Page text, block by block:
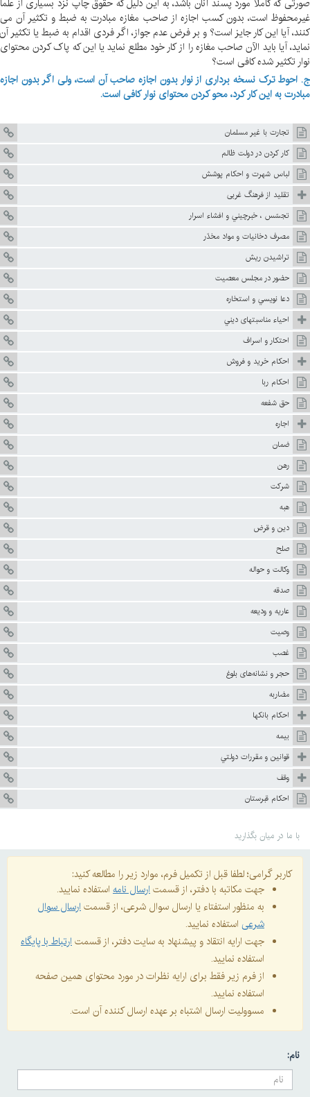
صورتی که کاملاً مورد پسند آنان باشد، به این دلیل که حقوق چاپ نزد بسیاری از علما
غیرمحفوظ است، بدون کسب اجازه از صاحب مغازه مبادرت به ضبط و تکثیر آن می
کنند، آیا این کار جایز است؟ و بر فرض عدم جواز، اگر فردی اقدام به ضبط یا تکثیر آن
نماید، آیا باید الآن صاحب مغازه را از کار خود مطلع نماید یا این که پاک کردن محتوای
نوار تکثیر شده کافی است؟
ج. احوط ترک نسخه برداری از نوار بدون اجازه صاحب آن است، ولی اگر بدون اجازه
مبادرت به این کار کرد، محو کردن محتوای نوار کافی است.
تجارت با غير مسلمان
كار كردن در دولت ظالم
لباس شهرت و احكام پوشش
تقليد از فرهنگ غربى
تجسّس ، خبرچيني و افشاء اسرار
مصرف دخانيات و مواد مخدّر
تراشيدن ريش
حضور در مجلس معصيت
دعا نويسي و استخاره
احياء مناسبتهاى ديني
احتكار و اسراف
احكام خريد و فروش
احكام ربا
حق شفعه
اجاره
ضمان
رهن
شركت
هبه
دين و قرض
صلح
وكالت و حواله
صدقه
عاريه و وديعه
وصيت
غصب
حجر و نشانه‌هاى بلوغ
مضاربه
احكام بانكها
بيمه
قوانين و مقررات دولتي
وقف
احكام قبرستان
با ما در میان بگذارید
کاربر گرامی؛ لطفا قبل از تکمیل فرم، موارد زیر را مطالعه کنید:
جهت مکاتبه با دفتر، از قسمتارسال نامهاستفاده نمایید.
به منظور استفتاء یا ارسال سوال شرعی، از قسمتارسال سوال
شرعیاستفاده نمایید.
جهت ارایه انتقاد و پیشنهاد به سایت دفتر، از قسمتارتباط با پایگاه
استفاده نمایید.
از فرم زیر فقط برای ارایه نظرات در مورد محتوای همین صفحه
استفاده نمایید.
مسوولیت ارسال اشتباه بر عهده ارسال کننده آن است.
نام: